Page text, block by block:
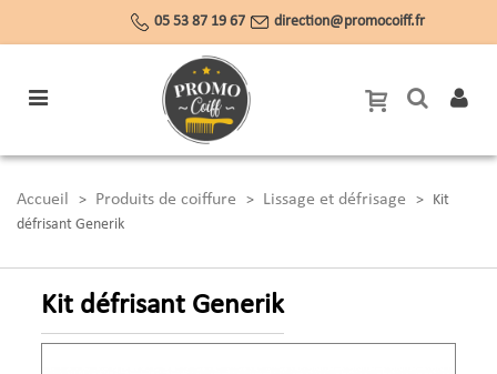
05 53 87 19 67 direction@promocoiff.fr
Accueil > Produits de coiffure > Lissage et défrisage > Kit
défrisant Generik
Kit défrisant Generik